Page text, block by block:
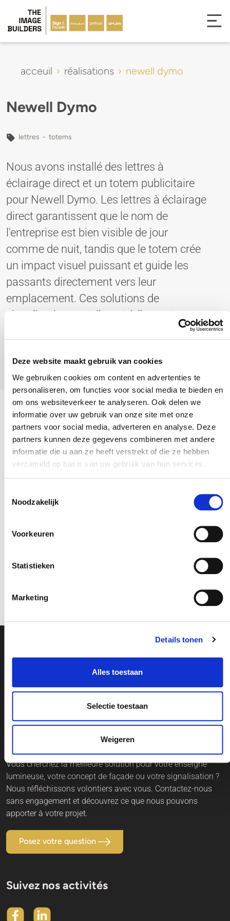
Deze website maakt gebruik van cookies
We gebruiken cookies om content en advertenties te
personaliseren, om functies voor social media te bieden en
om ons websiteverkeer te analyseren. Ook delen we
informatie over uw gebruik van onze site met onze
partners voor social media, adverteren en analyse. Deze
partners kunnen deze gegevens combineren met andere
informatie die u aan ze heeft verstrekt of die ze hebben
verzameld op basis van uw gebruik van hun services.
Noodzakelijk
Voorkeuren
Statistieken
Marketing
Details tonen
Alles toestaan
Selectie toestaan
Weigeren
acceuil réalisations newell dymo
Newell Dymo
lettres - totems
Nous avons installé des lettres à
éclairage direct et un totem publicitaire
pour Newell Dymo. Les lettres à éclairage
direct garantissent que le nom de
l'entreprise est bien visible de jour
comme de nuit, tandis que le totem crée
un impact visuel puissant et guide les
passants directement vers leur
emplacement. Ces solutions de
signalisation contribuent à l'aspect
moderne et professionnel de leur site et
le paysage urbain.
réalisation précédente réalisation suivante
Nos sites
Besoin d’un conseil sans engagement ?
Vous cherchez la meilleure solution pour votre enseigne
lumineuse, votre concept de façade ou votre signalisation ?
Nous réfléchissons volontiers avec vous. Contactez-nous
sans engagement et découvrez ce que nous pouvons
apporter à votre projet.
Posez votre question
Suivez nos activités